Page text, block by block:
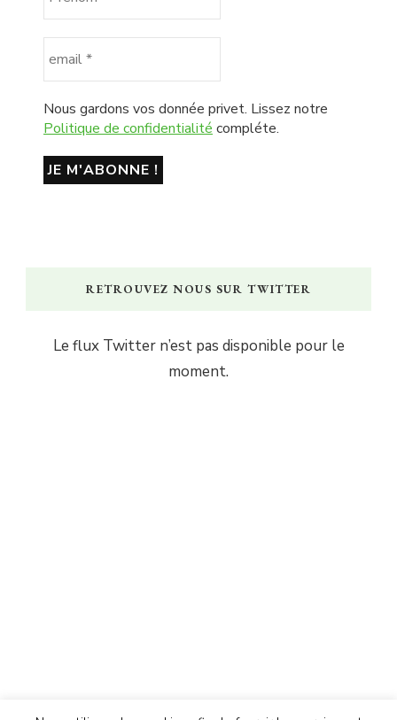
Nous gardons vos donnée privet. Lissez notre
Politique de confidentialité compléte.
RETROUVEZ NOUS SUR TWITTER
Le flux Twitter n’est pas disponible pour le
moment.